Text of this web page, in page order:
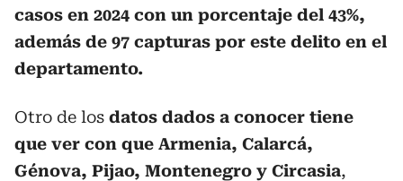
casos en 2024 con un porcentaje del 43%,
además de 97 capturas por este delito en el
departamento.
Otro de los datos dados a conocer tiene
que ver con que Armenia, Calarcá,
Génova, Pijao, Montenegro y Circasia,